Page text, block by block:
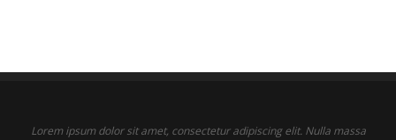
Lorem ipsum dolor sit amet, consectetur adipiscing elit. Nulla massa